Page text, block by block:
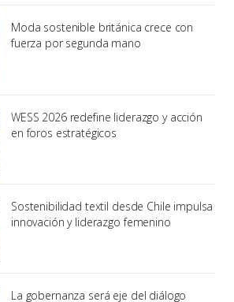
Moda sostenible británica crece con
fuerza por segunda mano
WESS 2026 redefine liderazgo y acción
en foros estratégicos
Sostenibilidad textil desde Chile impulsa
innovación y liderazgo femenino
La gobernanza será eje del diálogo